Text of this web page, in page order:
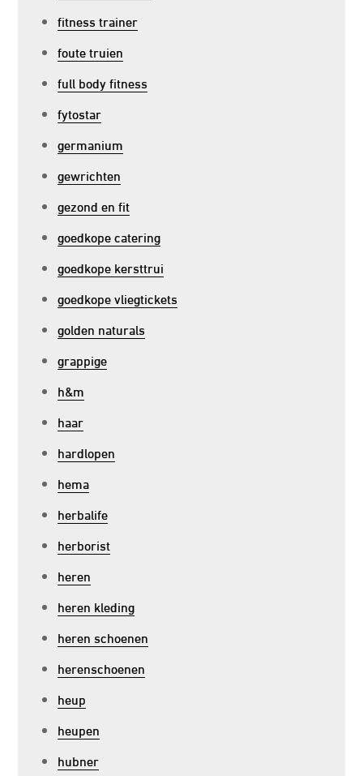
fitness trainer
foute truien
full body fitness
fytostar
germanium
gewrichten
gezond en fit
goedkope catering
goedkope kersttrui
goedkope vliegtickets
golden naturals
grappige
h&m
haar
hardlopen
hema
herbalife
herborist
heren
heren kleding
heren schoenen
herenschoenen
heup
heupen
hubner